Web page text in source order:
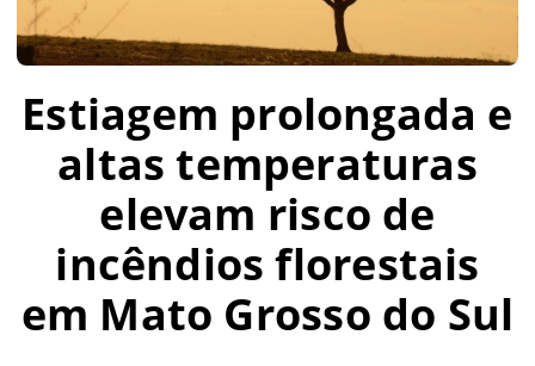
Estiagem prolongada e
altas temperaturas
elevam risco de
incêndios florestais
em Mato Grosso do Sul